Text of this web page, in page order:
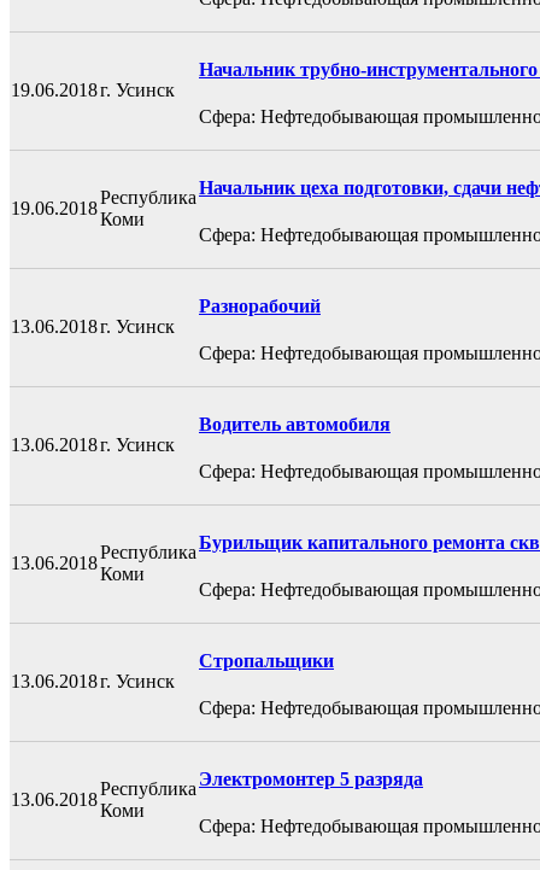
19.06.2018г. Усинск
Начальник трубно-инструментального
Сфера: Нефтедобывающая
19.06.2018
Республика
Коми
Начальник цеха подготовки, сдачи
Сфера: Нефтедобывающая
13.06.2018г. Усинск
Разнорабочий
Сфера: Нефтедобывающая
13.06.2018г. Усинск
Водитель автомобиля
Сфера: Нефтедобывающая
13.06.2018
Республика
Коми
Бурильщик капитального ремонта
Сфера: Нефтедобывающая
13.06.2018г. Усинск
Стропальщики
Сфера: Нефтедобывающая
13.06.2018
Республика
Коми
Электромонтер 5 разряда
Сфера: Нефтедобывающая